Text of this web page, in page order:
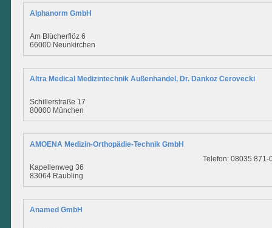
Alphanorm GmbH
Am Blücherflöz 6
66000 Neunkirchen
Altra Medical Medizintechnik Außenhandel, Dr. Dankoz Cerovecki
Schillerstraße 17
80000 München
AMOENA Medizin-Orthopädie-Technik GmbH
Kapellenweg 36
83064 Raubling
Telefon: 08035 871-
Anamed GmbH